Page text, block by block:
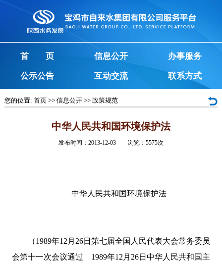
首 页 信息公开 办事服务
公示公告 互动交流 联系方式
您的位置: 首页>> 信息公开>> 政策规范
中华人民共和国环境保护法
发布时间：2013-12-03 浏览： 5575次
中华人民共和国环境保护法
（1989年12月26日第七届全国人民代表大会常务委员
会第十一次会议通过 1989年12月26日中华人民共和国主